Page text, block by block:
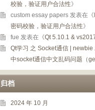
校验，验证用户合法性》
custom essay papers 发表在《
密码校验，验证用户合法性》
fue 发表在《Qt 5.10.1 &
Qt学习 之 Socket通信 | newbie
中socket通信中文乱码问题（
归档
2024 年 10 月